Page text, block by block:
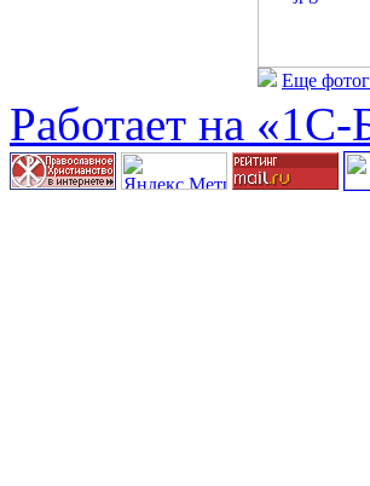
Еще
Работает на